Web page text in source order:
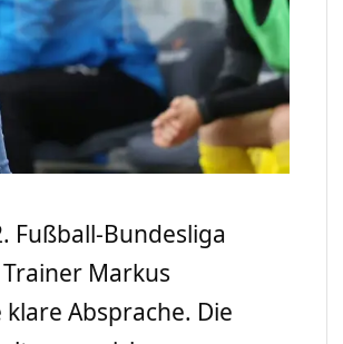
Fußball-Bundesliga
Markus
Absprache. Die